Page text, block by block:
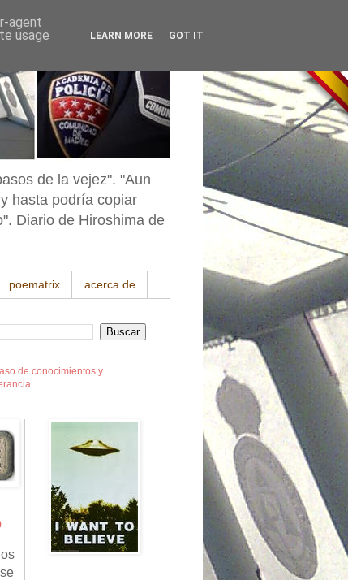
de la vejez". "Aun
hasta podría copiar
Diario de Hiroshima de
poematrix acerca de
de conocimientos y
agent
usage
LEARN MORE GOT IT